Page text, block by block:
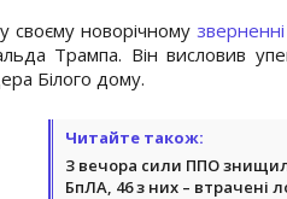
своєму новорічному зверненні
Трампа. Він висловив
Білого дому.
Читайте також:
З вечора сили ППО
БпЛА, 46 з них – втрачені